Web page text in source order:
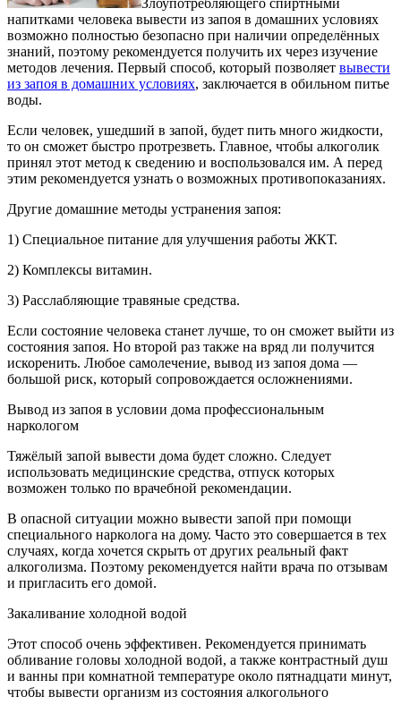
напитками человека вывести из запоя в домашних условиях
возможно полностью безопасно при наличии определённых
знаний, поэтому рекомендуется получить их через изучение
методов лечения. Первый способ, который позволяет вывести
из запоя в домашних условиях, заключается в обильном питье
воды.
Если человек, ушедший в запой, будет пить много жидкости,
то он сможет быстро протрезветь. Главное, чтобы алкоголик
принял этот метод к сведению и воспользовался им. А перед
этим рекомендуется узнать о возможных противопоказаниях.
Другие домашние методы устранения запоя:
1) Специальное питание для улучшения работы ЖКТ.
2) Комплексы витамин.
3) Расслабляющие травяные средства.
Если состояние человека станет лучше, то он сможет выйти из
состояния запоя. Но второй раз также на вряд ли получится
искоренить. Любое самолечение, вывод из запоя дома —
большой риск, который сопровождается осложнениями.
Вывод из запоя в условии дома профессиональным
наркологом
Тяжёлый запой вывести дома будет сложно. Следует
использовать медицинские средства, отпуск которых
возможен только по врачебной рекомендации.
В опасной ситуации можно вывести запой при помощи
специального нарколога на дому. Часто это совершается в тех
случаях, когда хочется скрыть от других реальный факт
алкоголизма. Поэтому рекомендуется найти врача по отзывам
и пригласить его домой.
Закаливание холодной водой
Этот способ очень эффективен. Рекомендуется принимать
обливание головы холодной водой, а также контрастный душ
и ванны при комнатной температуре около пятнадцати минут,
чтобы вывести организм из состояния алкогольного